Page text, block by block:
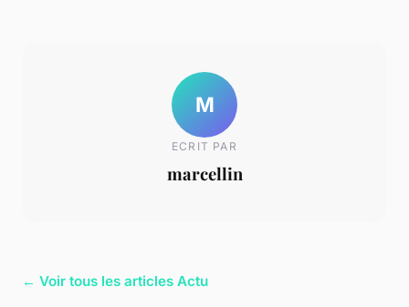
M
ECRIT PAR
marcellin
← Voir tous les articles Actu